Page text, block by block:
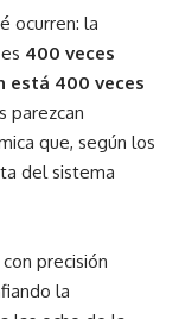
ocurren: la
400 veces
está 400 veces
parezcan
que, según los
del sistema
precisión
la